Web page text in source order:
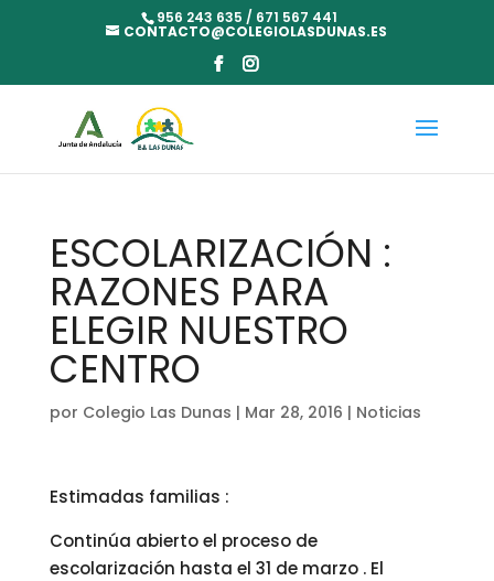
956 243 635 / 671 567 441
CONTACTO@COLEGIOLASDUNAS.ES
ESCOLARIZACIÓN :
RAZONES PARA
ELEGIR NUESTRO
CENTRO
por Colegio Las Dunas | Mar 28, 2016 | Noticias
Estimadas familias :
Continúa abierto el proceso de
escolarización hasta el 31 de marzo . El